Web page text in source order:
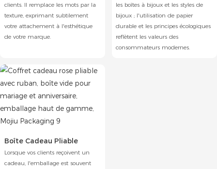
clients. Il remplace les mots par la
texture, exprimant subtilement
votre attachement à l'esthétique
de votre marque.
les boîtes à bijoux et les styles de
bijoux ; l'utilisation de papier
durable et les principes écologiques
reflètent les valeurs des
consommateurs modernes.
Boîte Cadeau Pliable
Lorsque vos clients reçoivent un
cadeau, l'emballage est souvent